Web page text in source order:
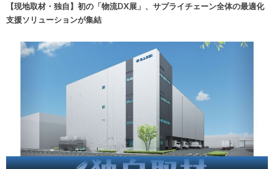
【現地取材・独自】初の「物流DX展」、サプライチェーン全体の最適化
支援ソリューションが集結